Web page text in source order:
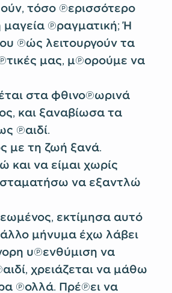
τόσο περισσότερο
πραγματική; Ή
πώς λειτουργούν τα
μας, μπορούμε να
στα φθινοπωρινά
και ξαναβίωσα τα
παιδί.
με τη ζωή ξανά.
να είμαι χωρίς
σταματήσω να εξαντλώ
εκτίμησα αυτό
μήνυμα έχω λάβει
υπενθύμιση να
χρειάζεται να μάθω
πολλά. Πρέπει να